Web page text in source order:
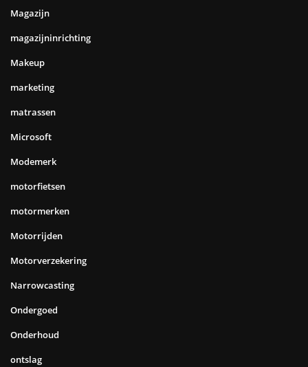
Magazijn
magazijninrichting
Makeup
marketing
matrassen
Microsoft
Modemerk
motorfietsen
motormerken
Motorrijden
Motorverzekering
Narrowcasting
Ondergoed
Onderhoud
ontslag